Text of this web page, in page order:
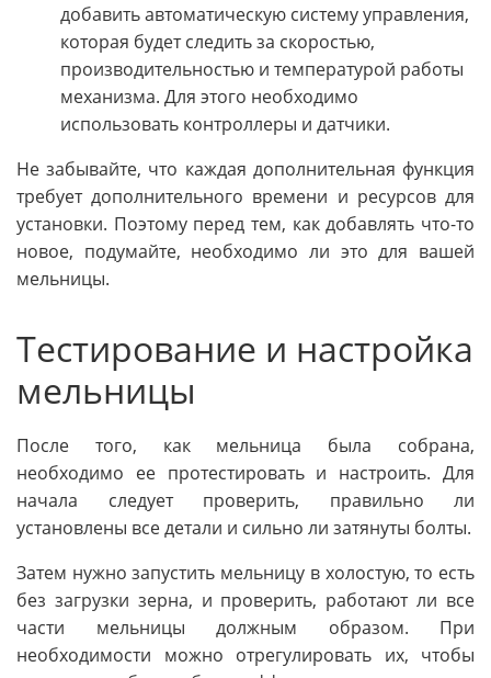
добавить автоматическую систему управления,
которая будет следить за скоростью,
производительностью и температурой работы
механизма. Для этого необходимо
использовать контроллеры и датчики.
Не забывайте, что каждая дополнительная функция
требует дополнительного времени и ресурсов для
установки. Поэтому перед тем, как добавлять что-то
новое, подумайте, необходимо ли это для вашей
мельницы.
Тестирование и настройка
мельницы
После того, как мельница была собрана,
необходимо ее протестировать и настроить. Для
начала следует проверить, правильно ли
установлены все детали и сильно ли затянуты болты.
Затем нужно запустить мельницу в холостую, то есть
без загрузки зерна, и проверить, работают ли все
части мельницы должным образом. При
необходимости можно отрегулировать их, чтобы